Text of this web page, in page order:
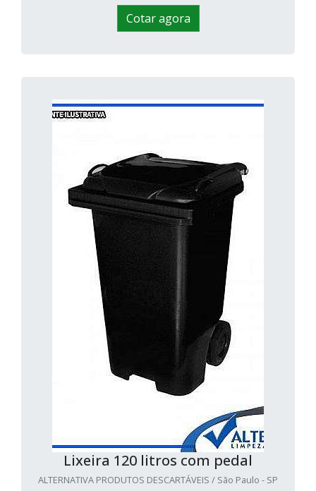
Cotar agora
Lixeira 120 litros com pedal
ALTERNATIVA PRODUTOS DESCARTÁVEIS / São Paulo - SP